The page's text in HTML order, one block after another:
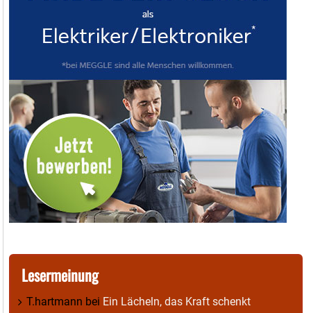
Lesermeinung
T.hartmann bei Ein Lächeln, das Kraft schenkt